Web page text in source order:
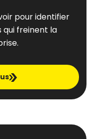
pour identifier
freinent la